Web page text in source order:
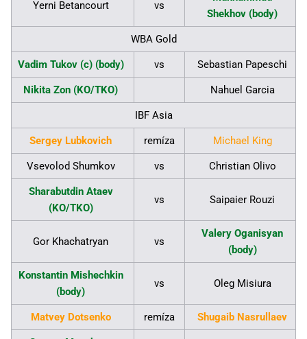
Yerni Betancourt vs
Shekhov (body)
WBA Gold
Vadim Tukov (c) (body) vs Sebastian Papeschi
Nikita Zon (KO/TKO) Nahuel Garcia
IBF Asia
Sergey Lubkovich remíza Michael King
Vsevolod Shumkov vs Christian Olivo
Sharabutdin Ataev
(KO/TKO)
vs Saipaier Rouzi
Gor Khachatryan vs
Valery Oganisyan
(body)
Konstantin Mishechkin
(body)
vs Oleg Misiura
Matvey Dotsenko remíza Shugaib Nasrullaev